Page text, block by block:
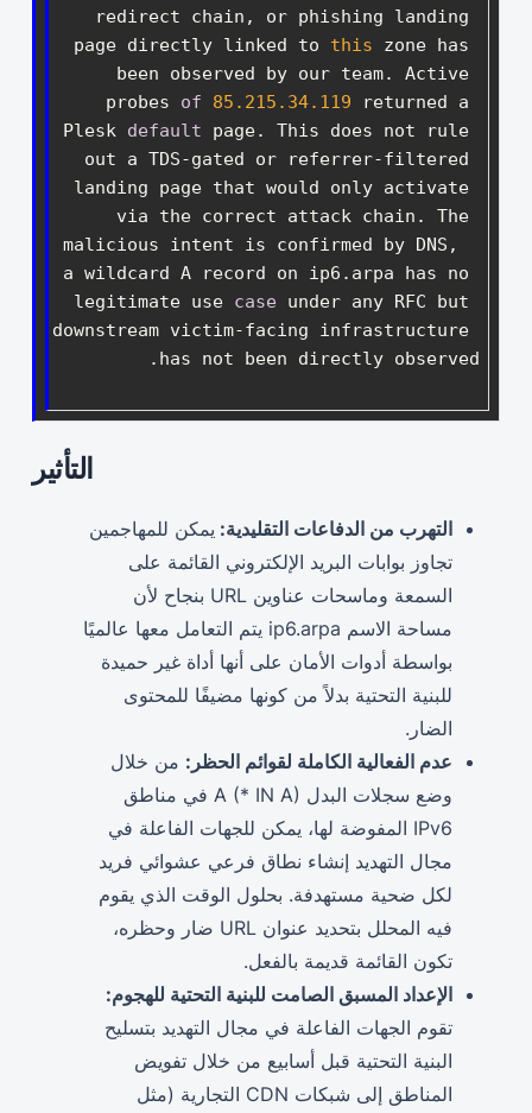
redirect chain, or phishing landing
page directly linked to this zone has
been observed by our team. Active
probes of 85.215 .34.119 returned a
Plesk default page. This does not rule
out a TDS-gated or referrer-filtered
landing page that would only activate
via the correct attack chain. The
malicious intent is confirmed by DNS,
a wildcard A record on ip6.arpa has no
legitimate use case under any RFC but
downstream victim-facing infrastructure
has not been directly observed.
التأثير
التهرب من الدفاعات التقليدية: يمكن للمهاجمين
تجاوز بوابات البريد الإلكتروني القائمة على
السمعة وماسحات عناوين URL بنجاح لأن
مساحة الاسم ip6.arpa يتم التعامل معها عالميًا
بواسطة أدوات الأمان على أنها أداة غير حميدة
للبنية التحتية بدلاً من كونها مضيفًا للمحتوى
الضار.
عدم الفعالية الكاملة لقوائم الحظر: من خلال
وضع سجلات البدل A (* IN A) في مناطق
IPv6 المفوضة لها، يمكن للجهات الفاعلة في
مجال التهديد إنشاء نطاق فرعي عشوائي فريد
لكل ضحية مستهدفة. بحلول الوقت الذي يقوم
فيه المحلل بتحديد عنوان URL ضار وحظره،
تكون القائمة قديمة بالفعل.
الإعداد المسبق الصامت للبنية التحتية للهجوم:
تقوم الجهات الفاعلة في مجال التهديد بتسليح
البنية التحتية قبل أسابيع من خلال تفويض
المناطق إلى شبكات CDN التجارية (مثل